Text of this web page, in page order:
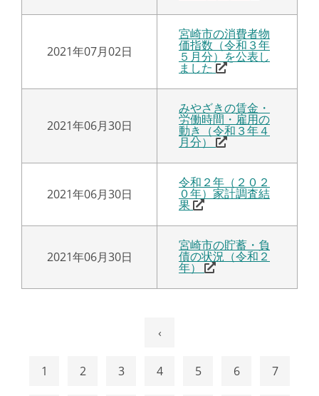
2021年07月02日
宮崎市の消費者物
価指数（令和３年
５月分）を公表し
ました
2021年06月30日
みやざきの賃金・
労働時間・雇用の
動き（令和３年４
月分）
2021年06月30日
令和２年（２０２
０年）家計調査結
果
2021年06月30日
宮崎市の貯蓄・負
債の状況（令和２
年）
‹
1 2 3 4 5 6 7